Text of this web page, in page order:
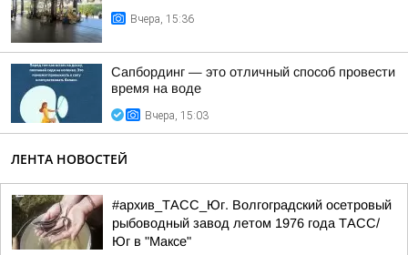
Вчера, 15:36
Сапбординг — это отличный способ провести
время на воде
Вчера, 15:03
ЛЕНТА НОВОСТЕЙ
#архив_ТАСС_Юг. Волгоградский осетровый
рыбоводный завод летом 1976 года ТАСС/
Юг в "Максе"